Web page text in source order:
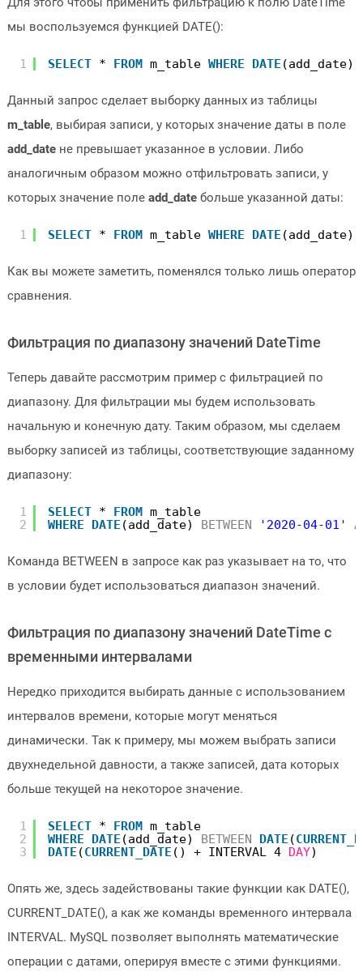
мы воспользуемся функцией DATE():
1 SELECT * FROM m_table WHERE DATE
Данный запрос сделает выборку данных из таблицы
m_table, выбирая записи, у которых значение даты в поле
add_dateне превышает указанное в условии. Либо
аналогичным образом можно отфильтровать записи, у
которых значение поле add_dateбольше указанной даты:
1 SELECT * FROM m_table WHERE DATE
Как вы можете заметить, поменялся только лишь оператор
сравнения.
Фильтрация по диапазону значений DateTime
Теперь давайте рассмотрим пример с фильтрацией по
диапазону. Для фильтрации мы будем использовать
начальную и конечную дату. Таким образом, мы сделаем
выборку записей из таблицы, соответствующие заданному
диапазону:
1
2
SELECT * FROM m_table
WHERE
DATE (add_date) BETWEEN '2020-04-01'
Команда BETWEEN в запросе как раз указывает на то, что
в условии будет использоваться диапазон значений.
Фильтрация по диапазону значений DateTime с
временными интервалами
Нередко приходится выбирать данные с использованием
интервалов времени, которые могут меняться
динамически. Так к примеру, мы можем выбрать записи
двухнедельной давности, а также записей, дата которых
больше текущей на некоторое значение.
1
2
3
SELECT * FROM m_table
WHERE
DATE (add_date) BETWEEN DATE (
DATE (CURRENT_DATE () + INTERVAL 4 DAY)
Опять же, здесь задействованы такие функции как DATE(),
CURRENT_DATE(), а как же команды временного интервала
INTERVAL. MySQL позволяет выполнять математические
операции с датами, оперируя вместе с этими функциями.